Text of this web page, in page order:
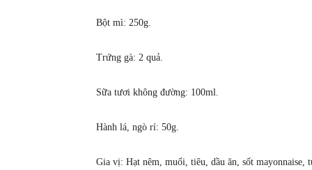
Bột mì: 250g.
Trứng gà: 2 quả.
Sữa tươi không đường: 100ml.
Hành lá, ngò rí: 50g.
Gia vị: Hạt nêm, muối, tiêu, dầu ăn, sốt mayonnaise,